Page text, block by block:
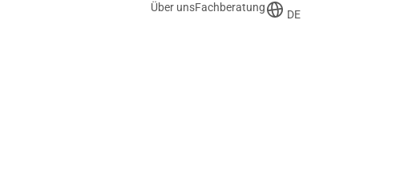
Über unsFachberatung
DE